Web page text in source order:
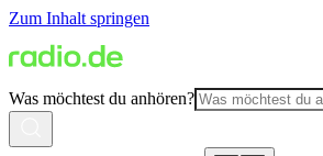
Zum Inhalt springen
Was möchtest du anhören?